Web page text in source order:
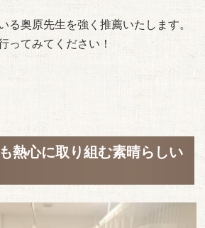
る奥原先生を強く推薦いたします。
ってみてください！
熱心に取り組む素晴らしい